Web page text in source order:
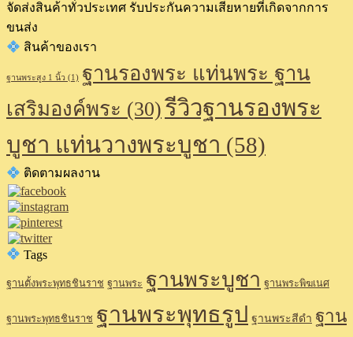
จัดส่งสินค้าทั่วประเทศ รับประกันความเสียหายที่เกิดจากการ
ขนส่ง
สินค้าของเรา
ฐานพระสูง 1 นิ้ว (1) ฐานรองพระ แท่นพระ ฐาน
เสริมองค์พระ (30)รีวิวฐานรองพระ
บูชา แท่นวางพระบูชา (58)
ติดตามผลงาน
Tags
ฐานตั้งพระพุทธชินราช ฐานพระ ฐานพระบูชา ฐานพระพิฆเนศ
ฐานพระพุทธชินราช ฐานพระพุทธรูป ฐานพระสีดำ ฐาน